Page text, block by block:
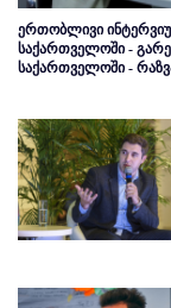
ერთობლივი
საქართველოში -
საქართველოში -